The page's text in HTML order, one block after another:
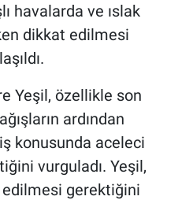
havalarda ve ıslak
dikkat edilmesi
Yeşil, özellikle son
ardından
konusunda aceleci
vurguladı. Yeşil,
gerektiğini